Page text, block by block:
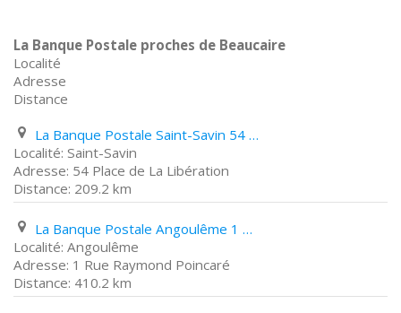
La Banque Postale proches de Beaucaire
Localité
Adresse
Distance
La Banque Postale Saint-Savin 54 Place de La Libération
Saint-Savin
54 Place de La Libération
209.2 km
La Banque Postale Angoulême 1 Rue Raymond Poincaré
Angoulême
1 Rue Raymond Poincaré
410.2 km